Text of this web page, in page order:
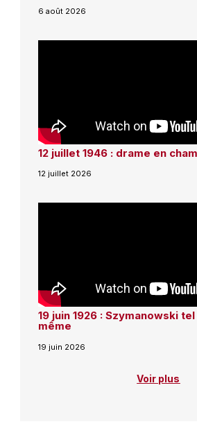
6 août 2026
12 juillet 1946 : drame en
12 juillet 2026
19 juin 1926 : Szymanowski tel
même
19 juin 2026
Voir plus